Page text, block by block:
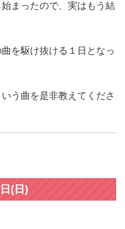
まったので、実はもう結
を駆け抜ける１日となっ
う曲を是非教えてくださ
(日)